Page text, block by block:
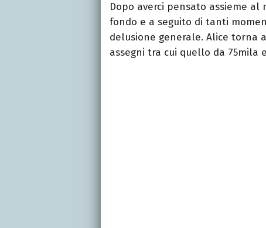
Dopo averci pensato assieme
fondo e a seguito di tanti
delusione generale. Alice torna
assegni tra cui quello da 75mila